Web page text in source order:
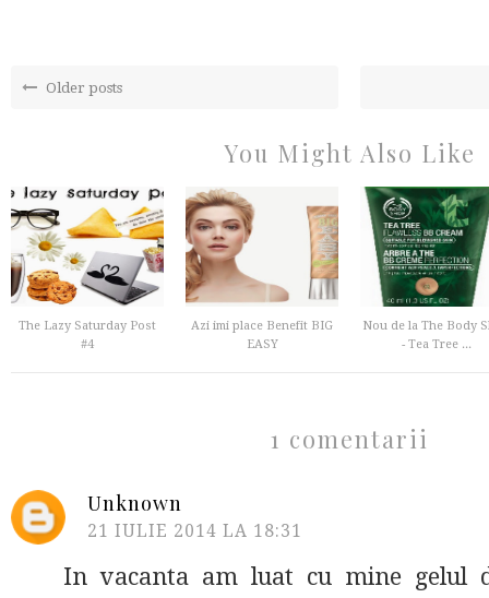
Older posts
You Might Also Like
The Lazy Saturday Post
#4
Azi imi place Benefit BIG
EASY
Nou de la The Body
- Tea Tree ...
1 comentarii
Unknown
21 IULIE 2014 LA 18:31
In vacanta am luat cu mine gelul